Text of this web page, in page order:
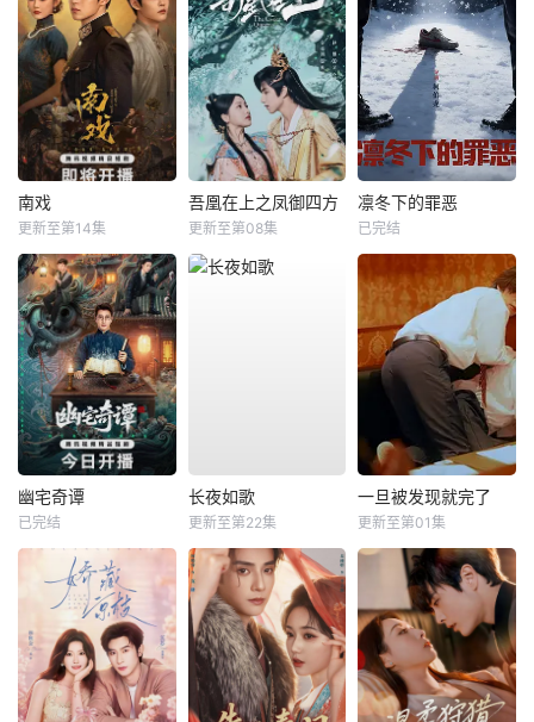
南戏
更新至第14集
吾凰在上之凤御四方
更新至第08集
凛冬下的罪恶
已完结
幽宅奇谭
已完结
长夜如歌
更新至第22集
一旦被发现就完了
更新至第01集